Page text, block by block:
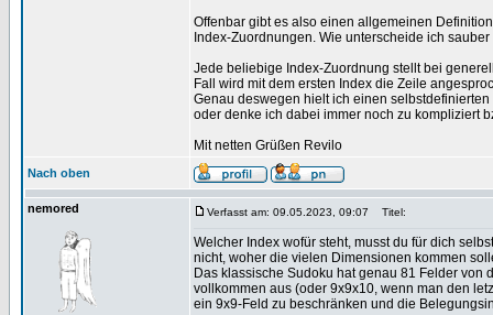
Offenbar gibt es also einen allgemeinen
Index-Zuordnungen. Wie unterscheide ich
Jede beliebige Index-Zuordnung stellt bei
Fall wird mit dem ersten Index die Zeile
Genau deswegen hielt ich einen
oder denke ich dabei immer noch zu kompliziert
Mit netten Grüßen Revilo
Nach oben
nemored Verfasst am: 09.05.2023, 09:07 Titel:
Welcher Index wofür steht, musst du für dich
nicht, woher die vielen Dimensionen kommen
Das klassische Sudoku hat genau 81 Felder
vollkommen aus (oder 9x9x10, wenn man den
ein 9x9-Feld zu beschränken und die